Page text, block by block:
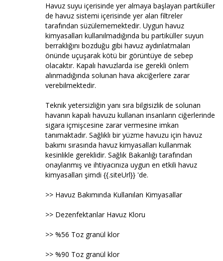
Havuz suyu içerisinde yer almaya başlayan partiküller
de havuz sistemi içerisinde yer alan filtreler
tarafından süzülememektedir. Uygun havuz
kimyasalları kullanılmadığında bu partiküller suyun
berraklığını bozduğu gibi havuz aydınlatmaları
önünde uçuşarak kötü bir görüntüye de sebep
olacaktır. Kapalı havuzlarda ise gerekli önlem
alınmadığında solunan hava akciğerlere zarar
verebilmektedir.
Teknik yetersizliğin yanı sıra bilgisizlik de solunan
havanın kapalı havuzu kullanan insanların ciğerlerinde
sigara içmişcesine zarar vermesine imkan
tanımaktadır. Sağlıklı bir yüzme havuzu için havuz
bakımı sırasında havuz kimyasalları kullanmak
kesinlikle gereklidir. Sağlık Bakanlığı tarafından
onaylanmış ve ihtiyacınıza uygun en etkili havuz
kimyasalları şimdi {{.siteUrl}} 'de.
>> Havuz Bakımında Kullanılan Kimyasallar
>> Dezenfektanlar Havuz Kloru
>> %56 Toz granül klor
>> %90 Toz granül klor